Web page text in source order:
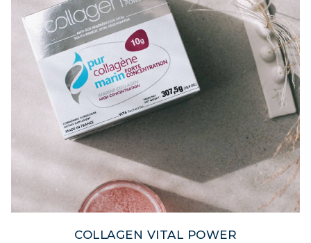
COLLAGEN VITAL POWER